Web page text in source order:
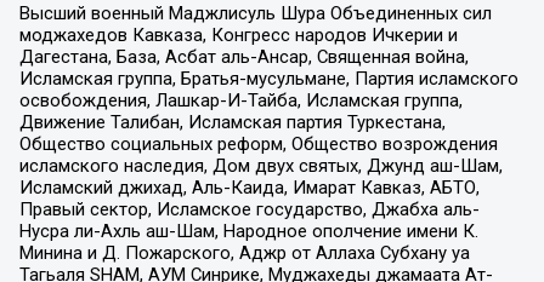
Высший военный Маджлисуль Шура Объединенных сил
моджахедов Кавказа, Конгресс народов Ичкерии и
Дагестана, База, Асбат аль-Ансар, Священная война,
Исламская группа, Братья-мусульмане, Партия исламского
освобождения, Лашкар-И-Тайба, Исламская группа,
Движение Талибан, Исламская партия Туркестана,
Общество социальных реформ, Общество возрождения
исламского наследия, Дом двух святых, Джунд аш-Шам,
Исламский джихад, Аль-Каида, Имарат Кавказ, АБТО,
Правый сектор, Исламское государство, Джабха аль-
Нусра ли-Ахль аш-Шам, Народное ополчение имени К.
Минина и Д. Пожарского, Аджр от Аллаха Субхану уа
Тагьаля SHAM, АУМ Синрике, Муджахеды джамаата Ат-